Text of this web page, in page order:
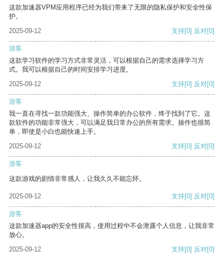
这款加速器VPM应用程序已经为我们带来了无限的隐私保护和安全性保
护。
2025-09-12
支持[0] 反对[0]
游客
这款学习软件的学习方式非常灵活，可以根据自己的需求选择学习方
式。我可以根据自己的时间安排学习进度。
2025-09-12
支持[0] 反对[0]
游客
我一直在寻找一款功能强大、操作简单的办公软件，终于找到了它。这
款软件的功能非常强大，可以满足我日常办公的所有需求。操作也很简
单，即使是小白也能快速上手。
2025-09-12
支持[0] 反对[0]
游客
这款游戏的剧情非常感人，让我久久不能忘怀。
2025-09-12 支持[0] 反对[0]
游客
这款加速器app的安全性很高，使用过程中不会泄露个人信息，让我非常
放心。
2025-09-12
支持[0] 反对[0]